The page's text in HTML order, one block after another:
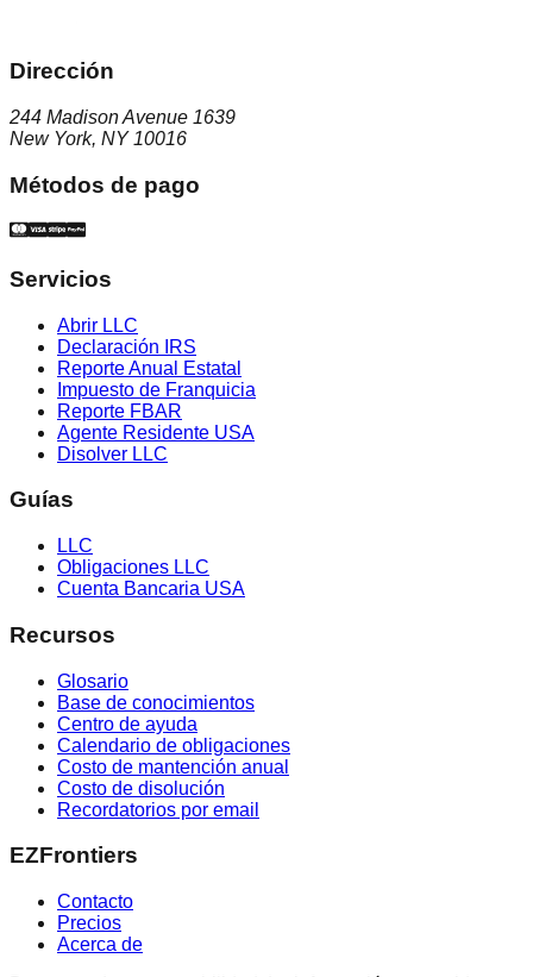
Dirección
244 Madison Avenue 1639
New York, NY 10016
Métodos de pago
Servicios
Abrir LLC
Declaración IRS
Reporte Anual Estatal
Impuesto de Franquicia
Reporte FBAR
Agente Residente USA
Disolver LLC
Guías
LLC
Obligaciones LLC
Cuenta Bancaria USA
Recursos
Glosario
Base de conocimientos
Centro de ayuda
Calendario de obligaciones
Costo de mantención anual
Costo de disolución
Recordatorios por email
EZFrontiers
Contacto
Precios
Acerca de